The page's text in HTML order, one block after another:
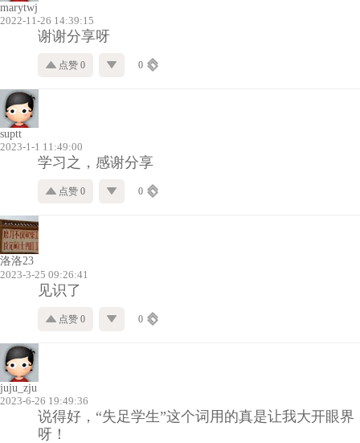
marytwj
2022-11-26 14:39:15
谢谢分享呀
点赞 0 0
suptt
2023-1-1 11:49:00
学习之，感谢分享
点赞 0 0
洛洛23
2023-3-25 09:26:41
见识了
点赞 0 0
juju_zju
2023-6-26 19:49:36
说得好，“失足学生”这个词用的真是让我大开眼界
呀！